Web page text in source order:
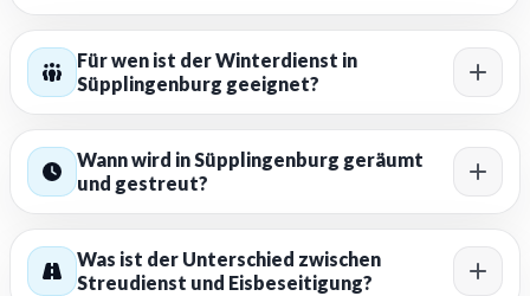
Für wen ist der Winterdienst in
Süpplingenburg geeignet?
Wann wird in Süpplingenburg geräumt
und gestreut?
Was ist der Unterschied zwischen
Streudienst und Eisbeseitigung?